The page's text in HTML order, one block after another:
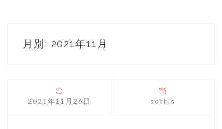
月別: 2021年11月
2021年11月26日 sothis